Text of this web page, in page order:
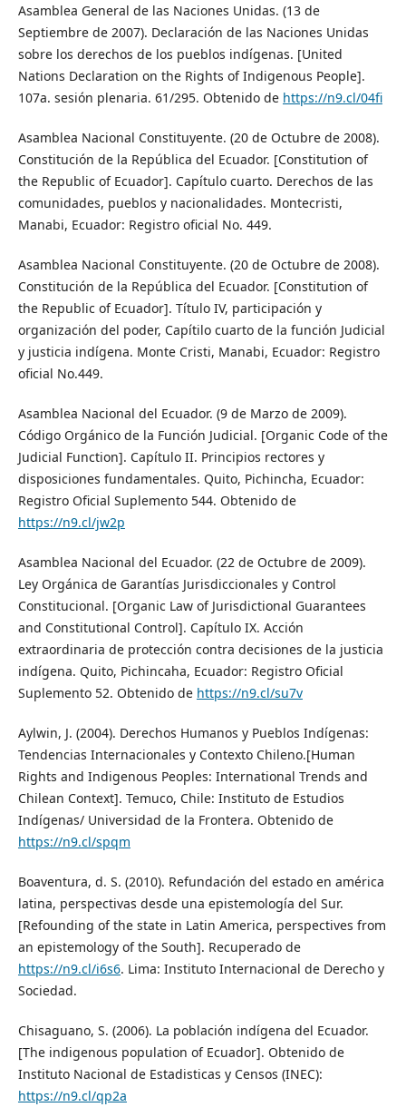
Asamblea General de las Naciones Unidas. (13 de
Septiembre de 2007). Declaración de las Naciones Unidas
sobre los derechos de los pueblos indígenas. [United
Nations Declaration on the Rights of Indigenous People].
107a. sesión plenaria. 61/295. Obtenido de https://n9.cl/04fi
Asamblea Nacional Constituyente. (20 de Octubre de 2008).
Constitución de la República del Ecuador. [Constitution of
the Republic of Ecuador]. Capítulo cuarto. Derechos de las
comunidades, pueblos y nacionalidades. Montecristi,
Manabi, Ecuador: Registro oficial No. 449.
Asamblea Nacional Constituyente. (20 de Octubre de 2008).
Constitución de la República del Ecuador. [Constitution of
the Republic of Ecuador]. Título IV, participación y
organización del poder, Capítilo cuarto de la función Judicial
y justicia indígena. Monte Cristi, Manabi, Ecuador: Registro
oficial No.449.
Asamblea Nacional del Ecuador. (9 de Marzo de 2009).
Código Orgánico de la Función Judicial. [Organic Code of the
Judicial Function]. Capítulo II. Principios rectores y
disposiciones fundamentales. Quito, Pichincha, Ecuador:
Registro Oficial Suplemento 544. Obtenido de
https://n9.cl/jw2p
Asamblea Nacional del Ecuador. (22 de Octubre de 2009).
Ley Orgánica de Garantías Jurisdiccionales y Control
Constitucional. [Organic Law of Jurisdictional Guarantees
and Constitutional Control]. Capítulo IX. Acción
extraordinaria de protección contra decisiones de la justicia
indígena. Quito, Pichincaha, Ecuador: Registro Oficial
Suplemento 52. Obtenido de https://n9.cl/su7v
Aylwin, J. (2004). Derechos Humanos y Pueblos Indígenas:
Tendencias Internacionales y Contexto Chileno.[Human
Rights and Indigenous Peoples: International Trends and
Chilean Context]. Temuco, Chile: Instituto de Estudios
Indígenas/ Universidad de la Frontera. Obtenido de
https://n9.cl/spqm
Boaventura, d. S. (2010). Refundación del estado en américa
latina, perspectivas desde una epistemología del Sur.
[Refounding of the state in Latin America, perspectives from
an epistemology of the South]. Recuperado de
https://n9.cl/i6s6. Lima: Instituto Internacional de Derecho y
Sociedad.
Chisaguano, S. (2006). La población indígena del Ecuador.
[The indigenous population of Ecuador]. Obtenido de
Instituto Nacional de Estadisticas y Censos (INEC):
https://n9.cl/qp2a